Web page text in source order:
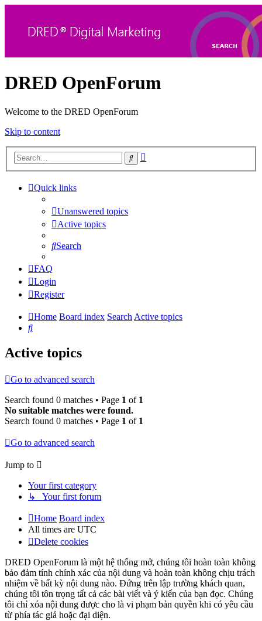
DRED OpenForum
Welcome to the DRED OpenForum
Skip to content
Search
Quick links
Unanswered topics
Active topics
Search
FAQ
Login
Register
Home Board index SearchActive topics
Search
Active topics
Go to advanced search
Search found 0 matches • Page 1 of 1
No suitable matches were found.
Search found 0 matches • Page 1 of 1
Go to advanced search
Jump to
Your first category
↳ Your first forum
Home Board index
All times are UTC
Delete cookies
DRED OpenForum là một hệ thống mở, chúng tôi hoàn toàn không
bảo đảm tính chính xác của nội dung và hoàn toàn không chịu trách
nhiệm về bất kỳ nội dung nào. Đứng trên lập trường khách quan,
chúng tôi tôn trọng tất cả các bài viết và ý kiến của bạn đọc. Chúng
tôi chỉ xóa nội dung được cho là vi phạm bản quyền khi có yêu cầu
từ phía tác giả hoặc đại diện.